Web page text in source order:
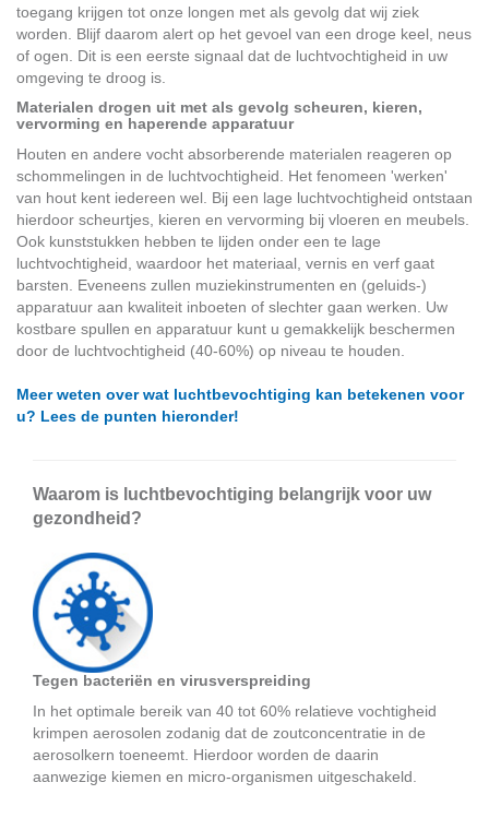
toegang krijgen tot onze longen met als gevolg dat wij ziek
worden. Blijf daarom alert op het gevoel van een droge keel, neus
of ogen. Dit is een eerste signaal dat de luchtvochtigheid in uw
omgeving te droog is.
Materialen drogen uit met als gevolg scheuren, kieren,
vervorming en haperende apparatuur
Houten en andere vocht absorberende materialen reageren op
schommelingen in de luchtvochtigheid. Het fenomeen 'werken'
van hout kent iedereen wel. Bij een lage luchtvochtigheid ontstaan
hierdoor scheurtjes, kieren en vervorming bij vloeren en meubels.
Ook kunststukken hebben te lijden onder een te lage
luchtvochtigheid, waardoor het materiaal, vernis en verf gaat
barsten. Eveneens zullen muziekinstrumenten en (geluids-)
apparatuur aan kwaliteit inboeten of slechter gaan werken. Uw
kostbare spullen en apparatuur kunt u gemakkelijk beschermen
door de luchtvochtigheid (40-60%) op niveau te houden.
Meer weten over wat luchtbevochtiging kan betekenen voor
u? Lees de punten hieronder!
Waarom is luchtbevochtiging belangrijk voor uw
gezondheid?
Tegen bacteriën en virusverspreiding
In het optimale bereik van 40 tot 60% relatieve vochtigheid
krimpen aerosolen zodanig dat de zoutconcentratie in de
aerosolkern toeneemt. Hierdoor worden de daarin
aanwezige kiemen en micro-organismen uitgeschakeld.